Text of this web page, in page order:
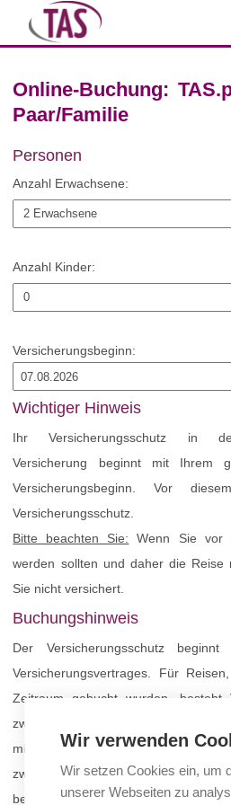
Online-Buchung:
Paar/Familie
Personen
Anzahl Erwachsene:
Anzahl Kinder:
Versicherungsbeginn:
Wichtiger Hinweis
Ihr Versicherungsschutz in der
Versicherung beginnt mit Ihrem
Versicherungsbeginn. Vor
Versicherungsschutz.
Bitte beachten Sie: Wenn Sie vor
werden sollten und daher die Reise
Sie nicht versichert.
Buchungshinweis
Der Versicherungsschutz
Versicherungsvertrages. Für
Zeitraum gebucht wurden, besteht
zwischen Vertragsbeginn und
mindestens 30 Tage liegen. Für
zwischen Buchung und Reisebeginn
besteht Versicherungsschutz, wenn
Wir verwenden
Wir setzen Cookies ein, um
unserer Webseiten zu